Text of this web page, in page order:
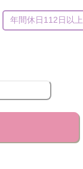
年間休日112日以上